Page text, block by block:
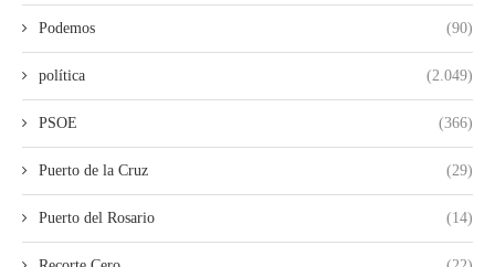
Podemos (90)
política (2.049)
PSOE (366)
Puerto de la Cruz (29)
Puerto del Rosario (14)